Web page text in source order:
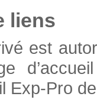
liens
est
Exp-Pro